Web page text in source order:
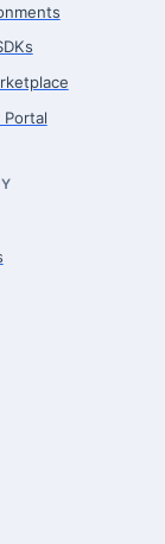
Portal